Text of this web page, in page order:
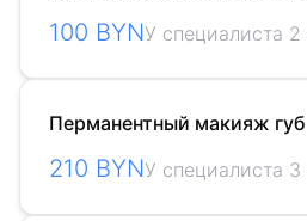
100 BYNУ специалиста
Перманентный макияж губ
210 BYNУ специалиста 3